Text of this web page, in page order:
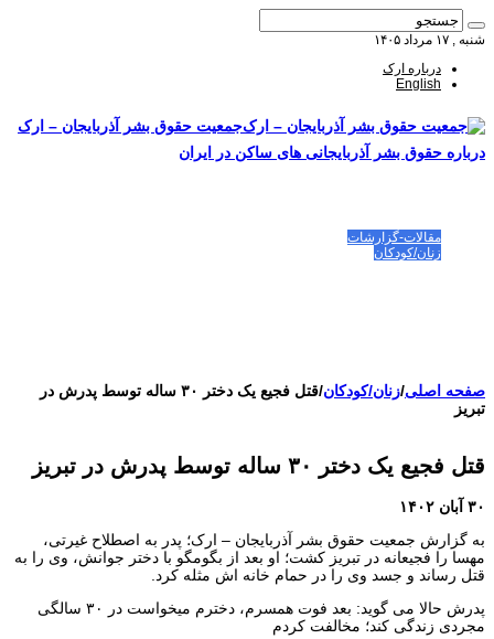
شنبه , ۱۷ مرداد ۱۴۰۵
درباره ارک
English
جمعیت حقوق بشر آذربایجان – ارک
درباره حقوق بشر آذربایجانی های ساکن در ایران
مقالات-گزارشات
زنان/کودکان
صفحه اصلی/زنان/کودکان/
قتل فجیع یک دختر ۳۰ ساله توسط پدرش در
تبریز
قتل فجیع یک دختر ۳۰ ساله توسط پدرش در تبریز
۳۰ آبان ۱۴۰۲
به گزارش جمعیت حقوق بشر آذربایجان – ارک؛ پدر به اصطلاح غیرتی،
مهسا را فجیعانه در تبریز کشت؛ او بعد از بگومگو با دختر جوانش، وی را به
قتل رساند و جسد وی را در حمام خانه اش مثله کرد.
پدرش حالا می گوید: بعد فوت همسرم، دخترم میخواست در ٣٠ سالگی
مجردی زندگی کند؛ مخالفت کردم